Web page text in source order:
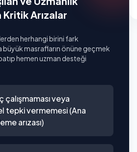
Arızalar
herhangi birini fark
masrafların önüne geçmek
hemen uzman desteği
çalışmaması veya
tepki vermemesi (Ana
arızası)